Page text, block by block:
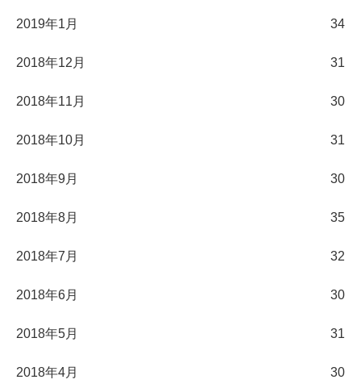
2019年1月 34
2018年12月 31
2018年11月 30
2018年10月 31
2018年9月 30
2018年8月 35
2018年7月 32
2018年6月 30
2018年5月 31
2018年4月 30